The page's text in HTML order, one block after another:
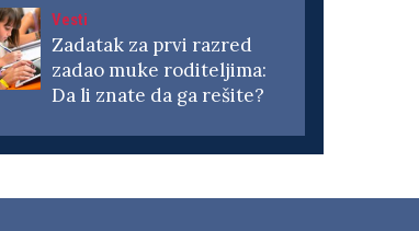
Vesti
Zadatak za prvi razred
zadao muke roditeljima:
Da li znate da ga rešite?